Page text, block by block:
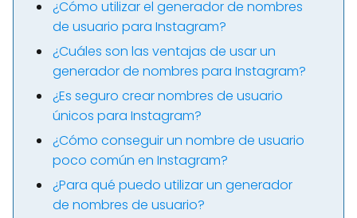
¿Cómo utilizar el generador de nombres
de usuario para Instagram?
¿Cuáles son las ventajas de usar un
generador de nombres para Instagram?
¿Es seguro crear nombres de usuario
únicos para Instagram?
¿Cómo conseguir un nombre de usuario
poco común en Instagram?
¿Para qué puedo utilizar un generador
de nombres de usuario?